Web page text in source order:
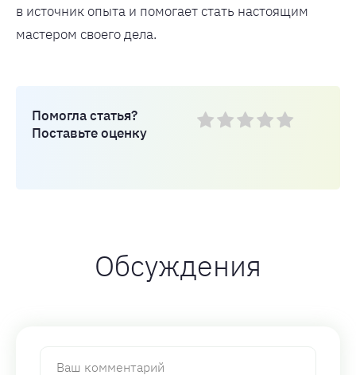
в источник опыта и помогает стать настоящим
мастером своего дела.
Помогла статья?
Поставьте оценку
Обсуждения